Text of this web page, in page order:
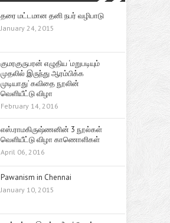
தரை மட்டமான தனி நபர் வழிபாடு
January 24, 2015
குமரகுருபரன் எழுதிய ‘மறுபடியும்
முதலில் இருந்து ஆரம்பிக்க
முடியாது’ கவிதை நூலின்
வெளியீட்டு விழா
February 14, 2016
எஸ்.ராமகிருஷ்ணனின் 3 நூல்கள்
வெளியீட்டு விழா காணொளிகள்
April 06, 2016
Pawanism in Chennai
January 10, 2015